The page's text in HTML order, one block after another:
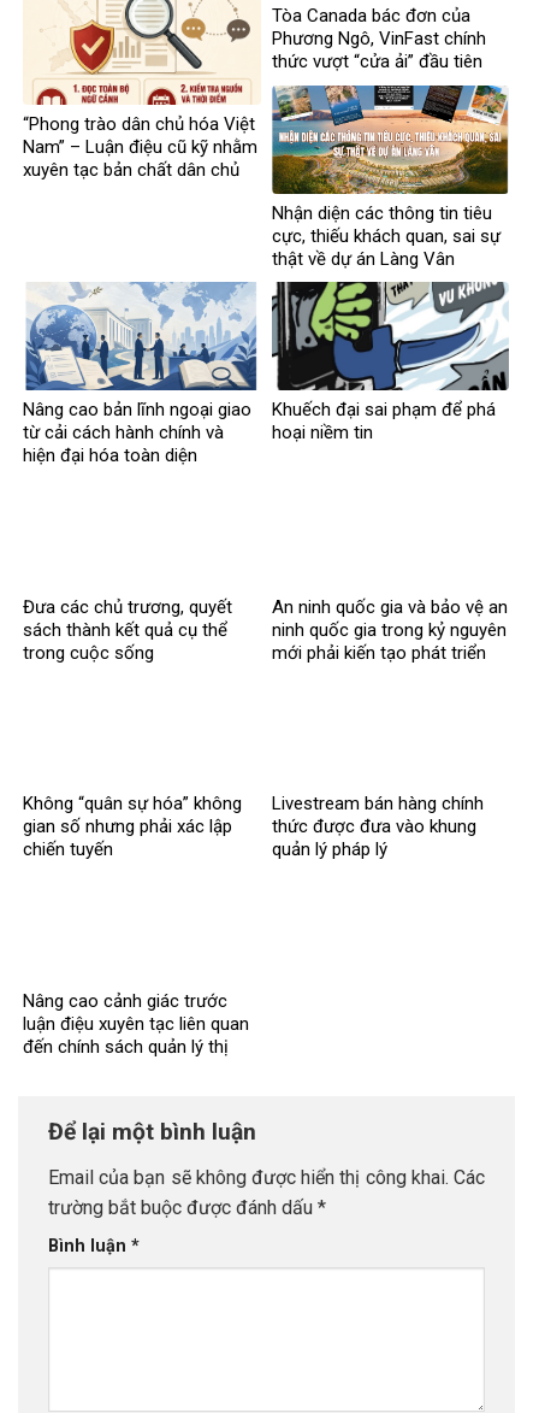
“Phong trào dân chủ hóa Việt
Nam” – Luận điệu cũ kỹ nhằm
xuyên tạc bản chất dân chủ
Tòa Canada bác đơn của
Phương Ngô, VinFast chính
thức vượt “cửa ải” đầu tiên
trong vụ kiện xuyên biên giới
Nhận diện các thông tin tiêu
cực, thiếu khách quan, sai sự
thật về dự án Làng Vân
Nâng cao bản lĩnh ngoại giao
từ cải cách hành chính và
hiện đại hóa toàn diện
Khuếch đại sai phạm để phá
hoại niềm tin
Đưa các chủ trương, quyết
sách thành kết quả cụ thể
trong cuộc sống
An ninh quốc gia và bảo vệ an
ninh quốc gia trong kỷ nguyên
mới phải kiến tạo phát triển
Không “quân sự hóa” không
gian số nhưng phải xác lập
chiến tuyến
Livestream bán hàng chính
thức được đưa vào khung
quản lý pháp lý
Nâng cao cảnh giác trước
luận điệu xuyên tạc liên quan
đến chính sách quản lý thị
Để lại một bình luận
Email của bạn sẽ không được hiển thị công khai. Các
trường bắt buộc được đánh dấu *
Bình luận *